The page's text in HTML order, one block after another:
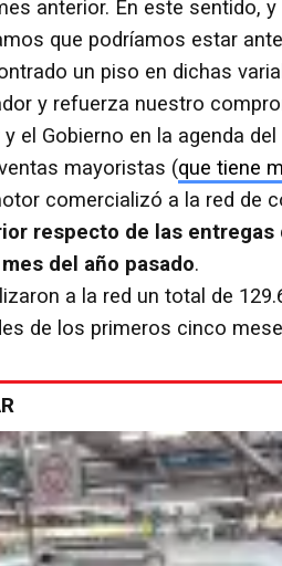
anterior. En este sentido,
que podríamos estar
un piso en dichas
y refuerza nuestro
el Gobierno en la agenda del
mayoristas (que tiene
comercializó a la red de
respecto de las
del año pasado.
a la red un total de
de los primeros cinco